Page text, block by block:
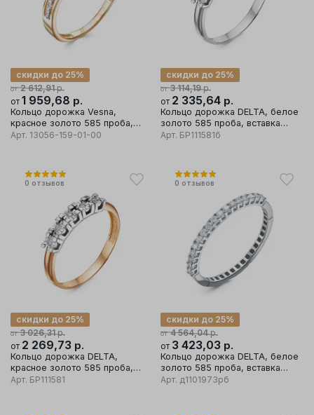
от 2 612,91р.
скидки до 25%
от 1 959,68 р.
Кольцо дорожка Vesna,
красное золото 585 проба,
вставка бриллиант
Арт. 13056-159-01-00
от 3 114,19р.
скидки до 25%
от 2 335,64 р.
Кольцо дорожка DELTA, белое
золото 585 проба, вставка
бриллиант
Арт. БР111581б
0 отзывов
от 3 026,31р.
скидки до 25%
от 2 269,73 р.
Кольцо дорожка DELTA,
красное золото 585 проба,
вставка бриллиант
Арт. БР111581
0 отзывов
от 4 564,04р.
скидки до 25%
от 3 423,03 р.
Кольцо дорожка DELTA, белое
золото 585 проба, вставка
бриллиант
Арт. д1101973рб